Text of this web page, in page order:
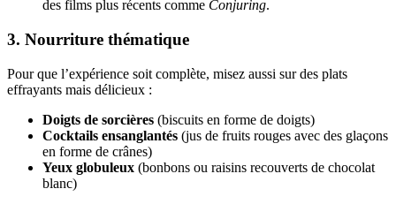
des films plus récents comme Conjuring.
3. Nourriture thématique
Pour que l’expérience soit complète, misez aussi sur des plats
effrayants mais délicieux :
Doigts de sorcières (biscuits en forme de doigts)
Cocktails ensanglantés (jus de fruits rouges avec des glaçons
en forme de crânes)
Yeux globuleux (bonbons ou raisins recouverts de chocolat
blanc)